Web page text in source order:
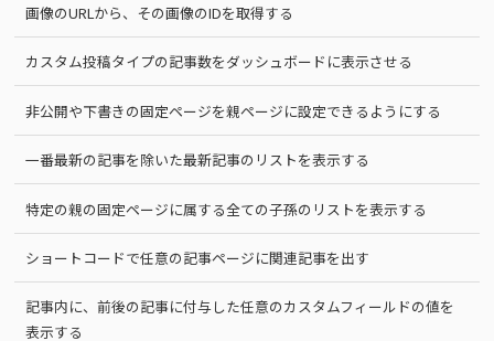
画像のURLから、その画像のIDを取得する
カスタム投稿タイプの記事数をダッシュボードに表示させる
非公開や下書きの固定ページを親ページに設定できるようにする
一番最新の記事を除いた最新記事のリストを表示する
特定の親の固定ページに属する全ての子孫のリストを表示する
ショートコードで任意の記事ページに関連記事を出す
記事内に、前後の記事に付与した任意のカスタムフィールドの値を
表示する